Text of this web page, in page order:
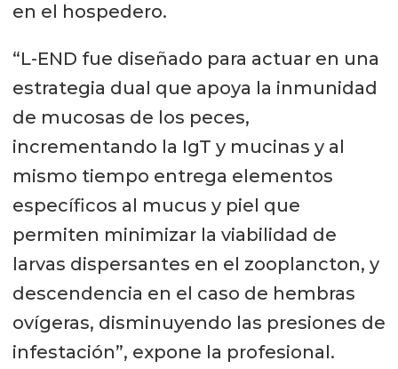
en el hospedero.
“L-END fue diseñado para actuar en una
estrategia dual que apoya la inmunidad
de mucosas de los peces,
incrementando la IgT y mucinas y al
mismo tiempo entrega elementos
específicos al mucus y piel que
permiten minimizar la viabilidad de
larvas dispersantes en el zooplancton, y
descendencia en el caso de hembras
ovígeras, disminuyendo las presiones de
infestación”, expone la profesional.